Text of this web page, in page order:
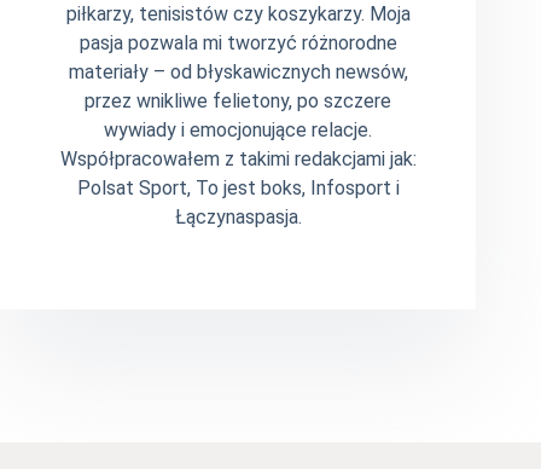
piłkarzy, tenisistów czy koszykarzy. Moja
pasja pozwala mi tworzyć różnorodne
materiały – od błyskawicznych newsów,
przez wnikliwe felietony, po szczere
wywiady i emocjonujące relacje.
Współpracowałem z takimi redakcjami jak:
Polsat Sport, To jest boks, Infosport i
Łączynaspasja.